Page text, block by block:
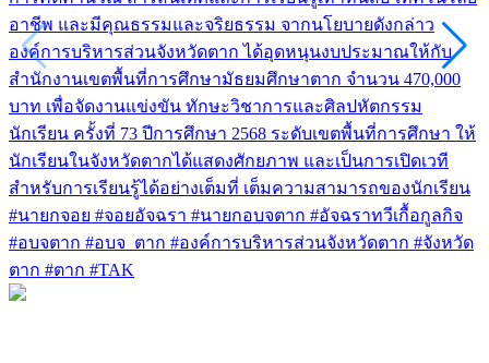
อาชีพ และมีคุณธรรมและจริยธรรม จากนโยบายดังกล่าว
องค์การบริหารส่วนจังหวัดตาก ได้อุดหนุนงบประมาณให้กับ
สำนักงานเขตพื้นที่การศึกษามัธยมศึกษาตาก จำนวน 470,000
บาท เพื่อจัดงานแข่งขัน ทักษะวิชาการและศิลปหัตกรรม
นักเรียน ครั้งที่ 73 ปีการศึกษา 2568 ระดับเขตพื้นที่การศึกษา ให้
นักเรียนในจังหวัดตากได้แสดงศักยภาพ และเป็นการเปิดเวที
สำหรับการเรียนรู้ได้อย่างเต็มที่ เต็มความสามารถของนักเรียน
#นายกจอย #จอยอัจฉรา #นายกอบจตาก #อัจฉราทวีเกื้อกูลกิจ
#อบจตาก #อบจ_ตาก #องค์การบริหารส่วนจังหวัดตาก #จังหวัด
ตาก #ตาก #TAK